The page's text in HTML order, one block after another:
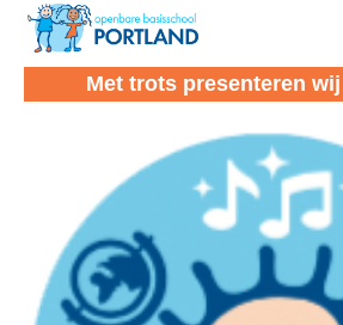
Met trots presenteren